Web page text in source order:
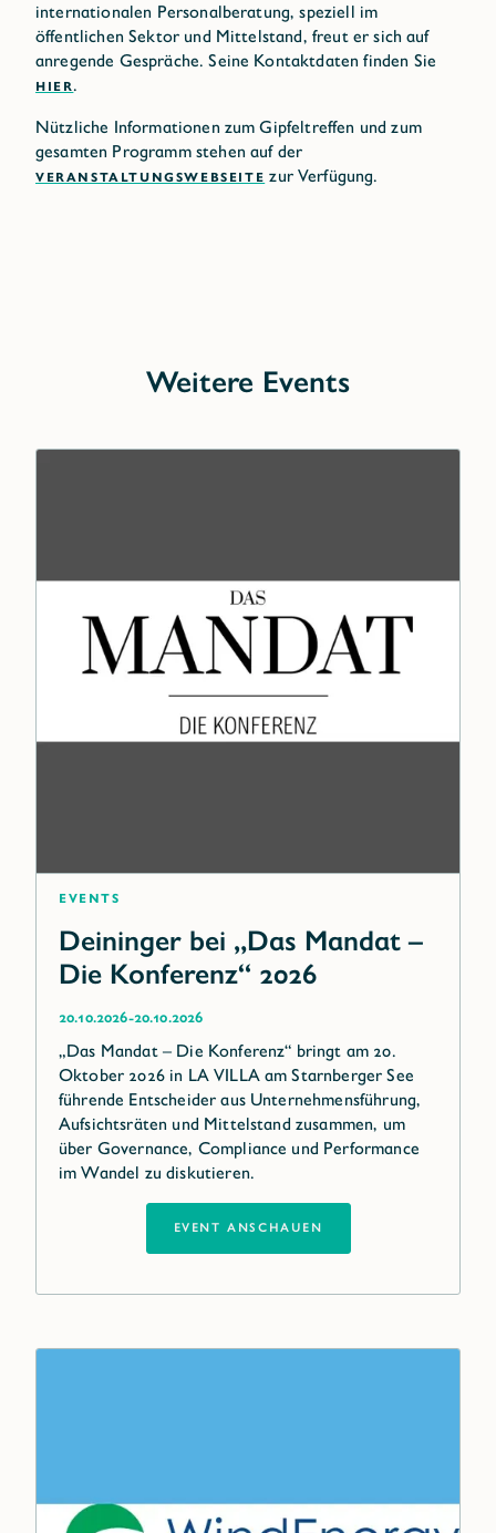
internationalen Personalberatung, speziell im
öffentlichen Sektor und Mittelstand, freut er sich auf
anregende Gespräche. Seine Kontaktdaten finden Sie
HIER.
Nützliche Informationen zum Gipfeltreffen und zum
gesamten Programm stehen auf der
VERANSTALTUNGSWEBSEITE zur Verfügung.
Weitere Events
Events
Deininger bei „Das Mandat –
Die Konferenz“ 2026
20.10.2026-20.10.2026
„Das Mandat – Die Konferenz“ bringt am 20.
Oktober 2026 in LA VILLA am Starnberger See
führende Entscheider aus Unternehmensführung,
Aufsichtsräten und Mittelstand zusammen, um
über Governance, Compliance und Performance
im Wandel zu diskutieren.
EVENT ANSCHAUEN